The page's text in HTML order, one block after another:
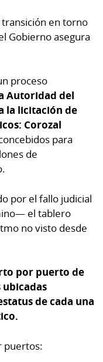
en torno
Gobierno asegura
proceso
Autoridad del
la licitación de
Corozal
para
de
por el fallo judicial
el tablero
no visto desde
por puerto de
de cada una
puertos: